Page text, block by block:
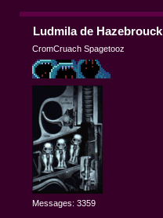
Ludmila de Hazebrouck
CromCruach Spagetooz
Messages: 3359